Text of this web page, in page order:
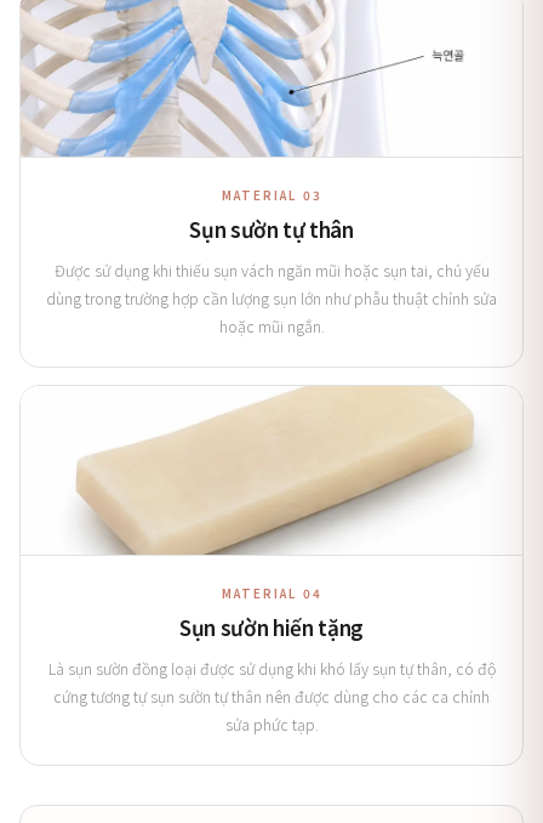
MATERIAL 03
Sụn sườn tự thân
Được sử dụng khi thiếu sụn vách ngăn mũi hoặc sụn tai, chủ yếu
dùng trong trường hợp cần lượng sụn lớn như phẫu thuật chỉnh sửa
hoặc mũi ngắn.
MATERIAL 04
Sụn sườn hiến tặng
Là sụn sườn đồng loại được sử dụng khi khó lấy sụn tự thân, có độ
cứng tương tự sụn sườn tự thân nên được dùng cho các ca chỉnh
sửa phức tạp.